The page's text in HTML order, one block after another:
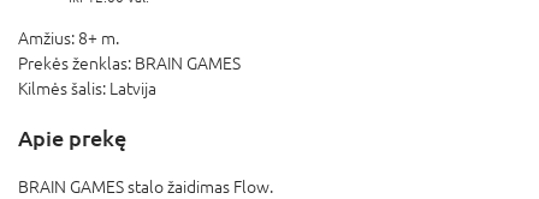
Amžius: 8+ m.
Prekės ženklas: BRAIN GAMES
Kilmės šalis: Latvija
Apie prekę
BRAIN GAMES stalo žaidimas Flow.